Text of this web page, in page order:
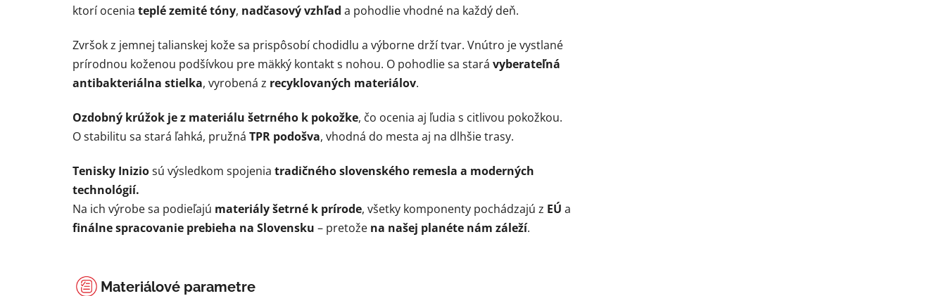
ktorí ocenia teplé zemité tóny, nadčasový vzhľad a pohodlie vhodné na každý deň.
Zvršok z jemnej talianskej kože sa prispôsobí chodidlu a výborne drží tvar. Vnútro je vystlané
prírodnou koženou podšívkou pre mäkký kontakt s nohou. O pohodlie sa stará vyberateľná
antibakteriálna stielka, vyrobená z recyklovaných materiálov.
Ozdobný krúžok je z materiálu šetrného k pokožke, čo ocenia aj ľudia s citlivou pokožkou.
O stabilitu sa stará ľahká, pružná TPR podošva, vhodná do mesta aj na dlhšie trasy.
Tenisky Iniziosú výsledkom spojenia tradičného slovenského remesla a moderných
technológií.
Na ich výrobe sa podieľajú materiály šetrné k prírode, všetky komponenty pochádzajú z EÚ a
finálne spracovanie prebieha na Slovensku – pretože na našej planéte nám záleží.
Materiálové parametre